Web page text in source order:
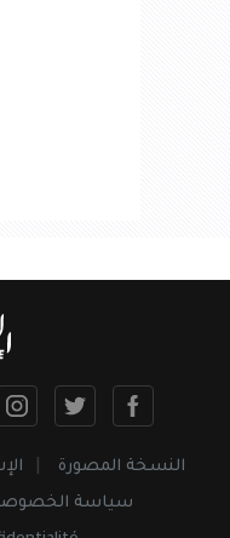
النسخة المصورة
سياسة